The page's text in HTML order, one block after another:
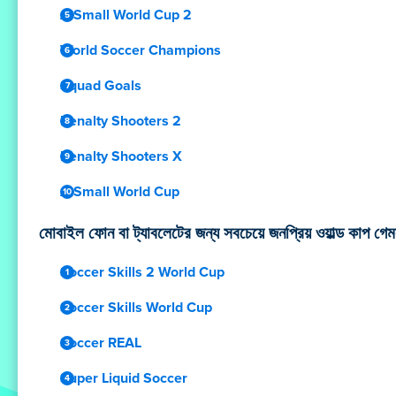
A Small World Cup 2
World Soccer Champions
Squad Goals
Penalty Shooters 2
Penalty Shooters X
A Small World Cup
মোবাইল ফোন বা ট্যাবলেটের জন্য সবচেয়ে জনপ্রিয় ওয়াল্ড কাপ
Soccer Skills 2 World Cup
Soccer Skills World Cup
Soccer REAL
Super Liquid Soccer